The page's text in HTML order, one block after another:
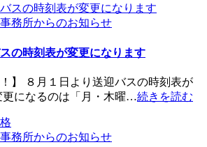
務所からのお知らせ
の時刻表が変更になります
】 ８月１日より送迎バスの時刻表が
更になるのは「月・木曜…続きを読む
務所からのお知らせ